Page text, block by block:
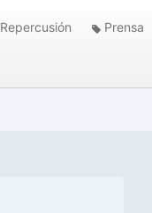
Repercusión Prensa